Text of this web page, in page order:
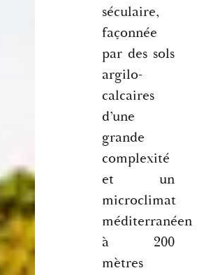
séculaire,
façonnée
par des sols
argilo-
calcaires
d’une
grande
complexité
et un
microclimat
méditerranéen
à 200
mètres